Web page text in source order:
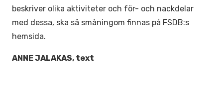
beskriver olika aktiviteter och för- och nackdelar
med dessa, ska så småningom finnas på FSDB:s
hemsida.
ANNE JALAKAS, text